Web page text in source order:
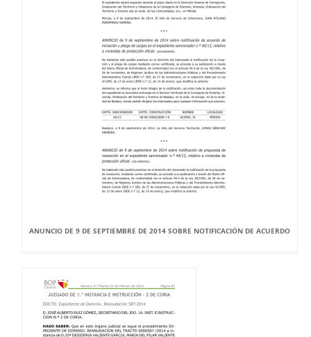
ANUNCIO DE 9 DE SEPTIEMBRE DE 2014 SOBRE NOTIFICACIÓN DE ACUERDO